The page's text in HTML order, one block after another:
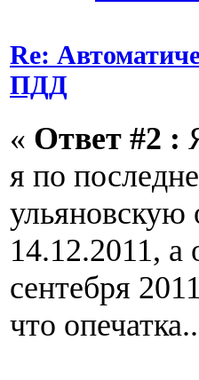
Re:
ПДД
« Ответ #2 :
я по
ульяновскую
14.12.2011, а
сентебря
что